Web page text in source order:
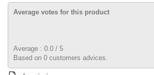
Average votes for this product
Average : 0.0 / 5
Based on 0 customers advices.